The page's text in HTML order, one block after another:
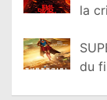
la
du